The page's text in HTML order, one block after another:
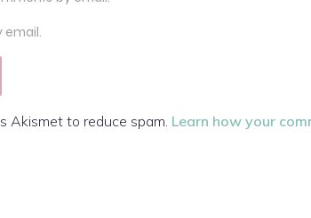
email.
Akismet to reduce spam. Learn how your